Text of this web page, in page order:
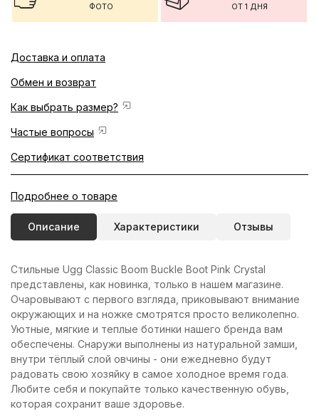
ФОТО
ОТ 1 ДНЯ
Доставка и оплата
Обмен и возврат
Как выбрать размер?
Частые вопросы
Сертификат соответствия
Подробнее о товаре
Описание Характеристики Отзывы
Стильные Ugg Classic Boom Buckle Boot Pink Crystal
представлены, как новинка, только в нашем магазине.
Очаровывают с первого взгляда, приковывают внимание
окружающих и на ножке смотрятся просто великолепно.
Уютные, мягкие и теплые ботинки нашего бренда вам
обеспечены. Снаружи выполнены из натуральной замши,
внутри тёплый слой овчины - они ежедневно будут
радовать свою хозяйку в самое холодное время года.
Любите себя и покупайте только качественную обувь,
которая сохранит ваше здоровье.